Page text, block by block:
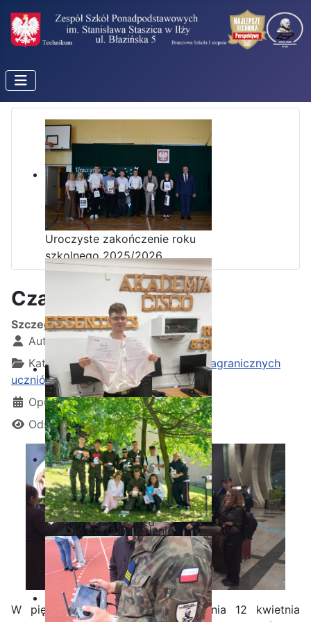
Uroczyste zakończenie roku
szkolnego 2025/2026
Ostatnia garść certyfikatów
Akademii CISCO w roku
szkolnym2025/2026
Staszic czyta na polanie
Czas na Portugalię!
Szczegóły
Autor:
Kamil Krosta
Kategoria:Wydarzenia z praktyk zagranicznych
uczniów
Opublikowano: 13 kwiecień 2026
Odsłon: 310
W piękne niedzielne popołudnie dnia 12 kwietnia